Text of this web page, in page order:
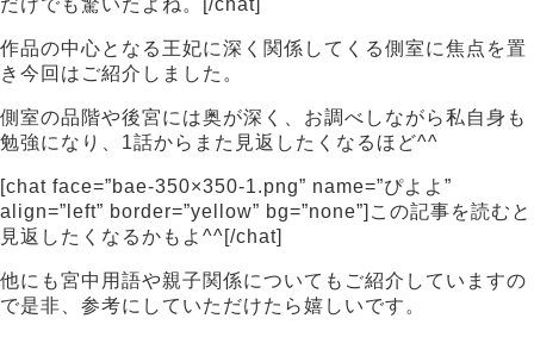
作品の中心となる王妃に深く関係してくる側室に焦点を置
き今回はご紹介しました。
側室の品階や後宮には奥が深く、お調べしながら私自身も
勉強になり、1話からまた見返したくなるほど^^
[chat face=”bae-350×350-1.png” name=”ぴよよ”
align=”left” border=”yellow” bg=”none”]この記事を読むと
見返したくなるかもよ^^[/chat]
他にも宮中用語や親子関係についてもご紹介していますの
で是非、参考にしていただけたら嬉しいです。